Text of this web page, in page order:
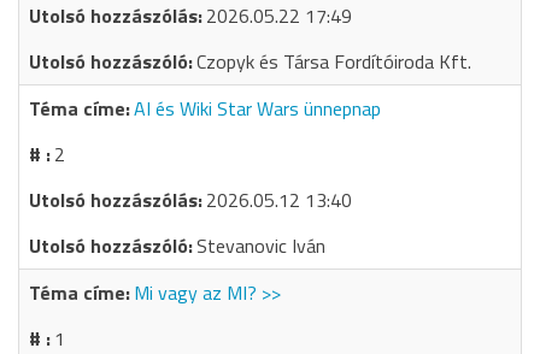
2026.05.22 17:49
Czopyk és Társa Fordítóiroda Kft.
AI és Wiki Star Wars ünnepnap
2
2026.05.12 13:40
Stevanovic Iván
Mi vagy az MI? >>
1